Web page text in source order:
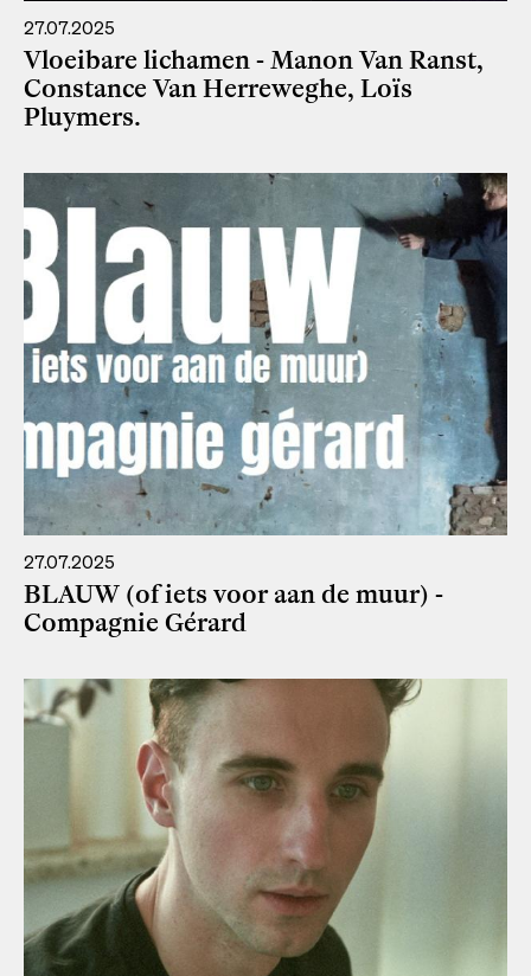
27.07.2025
Vloeibare lichamen - Manon Van Ranst,
Constance Van Herreweghe, Loïs
Pluymers.
27.07.2025
BLAUW (of iets voor aan de muur) -
Compagnie Gérard